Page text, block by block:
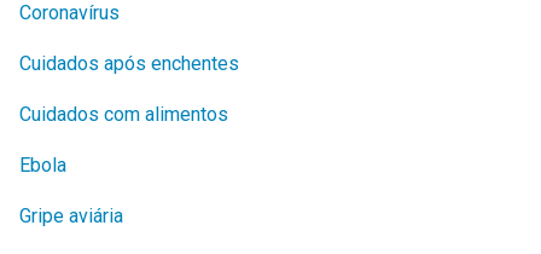
Coronavírus
Cuidados após enchentes
Cuidados com alimentos
Ebola
Gripe aviária